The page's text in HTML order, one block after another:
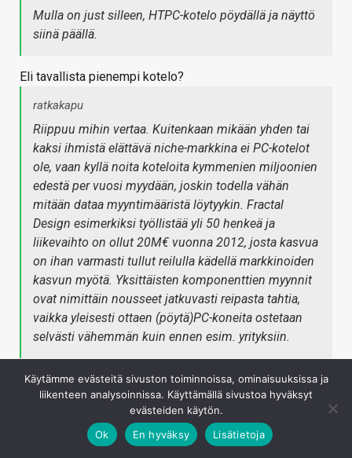
Mulla on just silleen, HTPC-kotelo pöydällä ja näyttö
siinä päällä.
Eli tavallista pienempi kotelo?
ratkakapu
Riippuu mihin vertaa. Kuitenkaan mikään yhden tai
kaksi ihmistä elättävä niche-markkina ei PC-kotelot
ole, vaan kyllä noita koteloita kymmenien miljoonien
edestä per vuosi myydään, joskin todella vähän
mitään dataa myyntimääristä löytyykin. Fractal
Design esimerkiksi työllistää yli 50 henkeä ja
liikevaihto on ollut 20M€ vuonna 2012, josta kasvua
on ihan varmasti tullut reilulla kädellä markkinoiden
kasvun myötä. Yksittäisten komponenttien myynnit
ovat nimittäin nousseet jatkuvasti reipasta tahtia,
vaikka yleisesti ottaen (pöytä)PC-koneita ostetaan
selvästi vähemmän kuin ennen esim. yrityksiin.
No omasta mielestä "kymmenien miljoonien"
maailmanlaajuinen markkina on hyvin pieni ja niche.
Fractal tekee erittäin käytännöllisiä koteloita jotka
sopivat kaikille. Tässä uutisessa on hyvin pienelle
Käytämme evästeitä sivuston toiminnoissa, ominaisuuksissa ja
liikenteen analysoinnissa. Käyttämällä sivustoa hyväksyt
evästeiden käytön.
Ok
En hyväksy Lisätietoja